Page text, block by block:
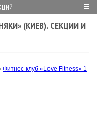
≡
(КИЕВ). СЕКЦИИ И
Фитнес-клуб «Love Fitness» 1